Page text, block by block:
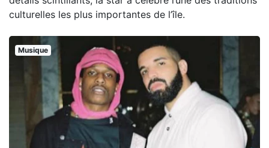
culturelles les plus importantes de l’île.
Musique